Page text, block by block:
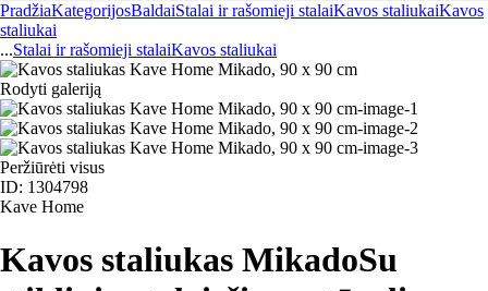
PradžiaKategorijosBaldaiStalai ir rašomieji stalaiKavos staliukaiKavos
staliukai
...Stalai ir rašomieji stalaiKavos staliukai
Rodyti galeriją
Peržiūrėti visus
ID: 1304798
Kave Home
Kavos staliukas MikadoSu